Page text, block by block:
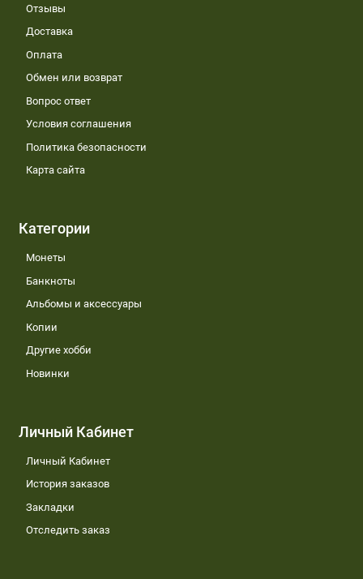
Отзывы
Доставка
Оплата
Обмен или возврат
Вопрос ответ
Условия соглашения
Политика безопасности
Карта сайта
Категории
Монеты
Банкноты
Альбомы и аксессуары
Копии
Другие хобби
Новинки
Личный Кабинет
Личный Кабинет
История заказов
Закладки
Отследить заказ